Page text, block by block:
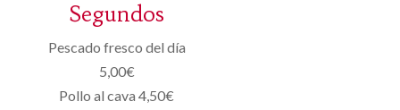
Segundos
Pescado fresco del día
5,00€
Pollo al cava 4,50€